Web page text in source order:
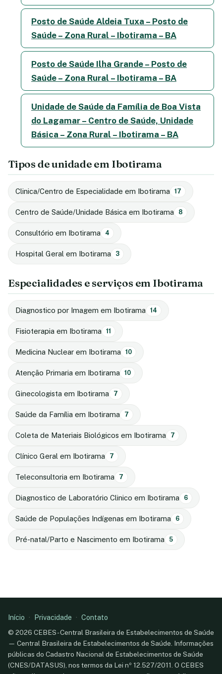
Posto de Saúde Aldeia Tuxa – Posto de
Saúde – Zona Rural – Ibotirama – BA
Posto de Saúde Ilha Grande – Posto de
Saúde – Zona Rural – Ibotirama – BA
Unidade de Saúde da Família de Boa Vista
do Lagamar – Centro de Saúde, Unidade
Básica – Zona Rural – Ibotirama – BA
Tipos de unidade em Ibotirama
Clinica/Centro de Especialidade em Ibotirama 17
Centro de Saúde/Unidade Básica em Ibotirama 8
Consultório em Ibotirama 4
Hospital Geral em Ibotirama 3
Especialidades e serviços em Ibotirama
Diagnostico por Imagem em Ibotirama 14
Fisioterapia em Ibotirama 11
Medicina Nuclear em Ibotirama 10
Atenção Primaria em Ibotirama 10
Ginecologista em Ibotirama 7
Saúde da Família em Ibotirama 7
Coleta de Materiais Biológicos em Ibotirama 7
Clínico Geral em Ibotirama 7
Teleconsultoria em Ibotirama 7
Diagnostico de Laboratório Clinico em Ibotirama 6
Saúde de Populações Indígenas em Ibotirama 6
Pré-natal/Parto e Nascimento em Ibotirama 5
Início · Privacidade · Contato
© 2026 CEBES - Central Brasileira de Estabelecimentos de Saúde
— Central Brasileira de Estabelecimentos de Saúde. Informações
públicas do Cadastro Nacional de Estabelecimentos de Saúde
(CNES/DATASUS), nos termos da Lei nº 12.527/2011. O CEBES